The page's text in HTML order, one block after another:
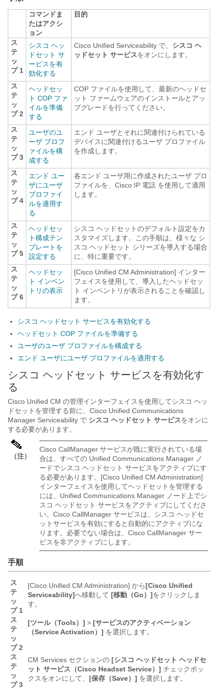
コマンドま
たはアクシ
ョン
目的
ス
テ
ッ
プ 1
シスコ ヘッ
ドセット サ
ービスを有
効化する
Cisco Unified Serviceability で、 シスコ ヘ
ッドセット サービスをオンにします。
ス
テ
ッ
プ 2
ヘッドセッ
ト COP ファ
イルを準備
する
COP ファイルを使用して、最新のヘッドセ
ット ファームウェアのインストールとアッ
プグレードを行ってください。
ス
テ
ッ
プ 3
ユーザのユ
ーザ プロフ
ァイルを構
成する
エンド ユーザとそれに関連付けられている
デバイスに関連付けるユーザ プロファイル
を作成します。
ス
テ
ッ
プ 4
エンド ユー
ザにユーザ
プロファイ
ルを適用す
る
各エンド ユーザ用に作成されたユーザ プロ
ファイルを、Cisco IP 電話 を使用して適用
します。
ス
テ
ッ
プ 5
ヘッドセッ
ト構成テン
プレートを
設定する
シスコ ヘッドセットのデフォルト設定をカ
スタマイズします。この手順は、様々な シ
スコ ヘッドセット シリーズを導入する場合
に、特に重要です。
ス
テ
ッ
プ 6
ヘッドセッ
ト インベン
トリの表示
[Cisco Unified CM Administration] インター
フェイスを使用して、導入したヘッドセッ
ト インベントリが表示されることを確認し
ます。
シスコ ヘッドセット サービスを有効化する
ヘッドセット COP ファイルを準備する
ユーザのユーザ プロファイルを構成する
エンド ユーザにユーザ プロファイルを適用する
シスコ ヘッドセット サービスを有効化す
る
Cisco Unified CM の管理インターフェイスを使用してシスコ ヘッ
ドセットを管理する前に、Cisco Unified Communications
Manager Serviceability で シスコ ヘッドセット サービスをオンに
する必要があります。
（注）
Cisco CallManager サービスが既に実行されている場
合は、すべての Unified Communications Manager ノ
ードでシスコ ヘッドセット サービスをアクティブにす
る必要があります。[Cisco Unified CM Administration]
インターフェイスを使用してヘッドセットを管理する
には、Unified Communications Manager ノード上でシ
スコ ヘッドセット サービスをアクティブにしてくださ
い。Cisco CallManager サービスは、シスコ ヘッドセ
ットサービスを有効にすると自動的にアクティブにな
ります。必要でない場合は、Cisco CallManager サー
ビスを非アクティブにします。
手順
ス
テ
ッ
プ 1
[Cisco Unified CM Administration] から[Cisco Unified
Serviceability]へ移動して [移動（Go）]をクリックしま
す。
ス
テ
ッ
プ 2
[ツール（Tools）] > [サービスのアクティベーション
（Service Activation）] を選択します。
ス
テ
ッ
プ 3
CM Services セクションの [シスコ ヘッドセット ヘッドセ
ット サービス（Cisco Headset Service）] チェックボッ
クスをオンにして、 [保存（Save）] を選択します。